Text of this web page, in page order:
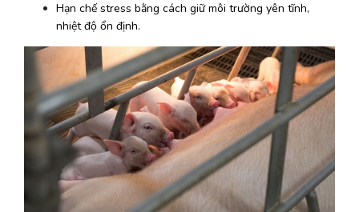
Hạn chế stress bằng cách giữ môi trường yên tĩnh,
nhiệt độ ổn định.